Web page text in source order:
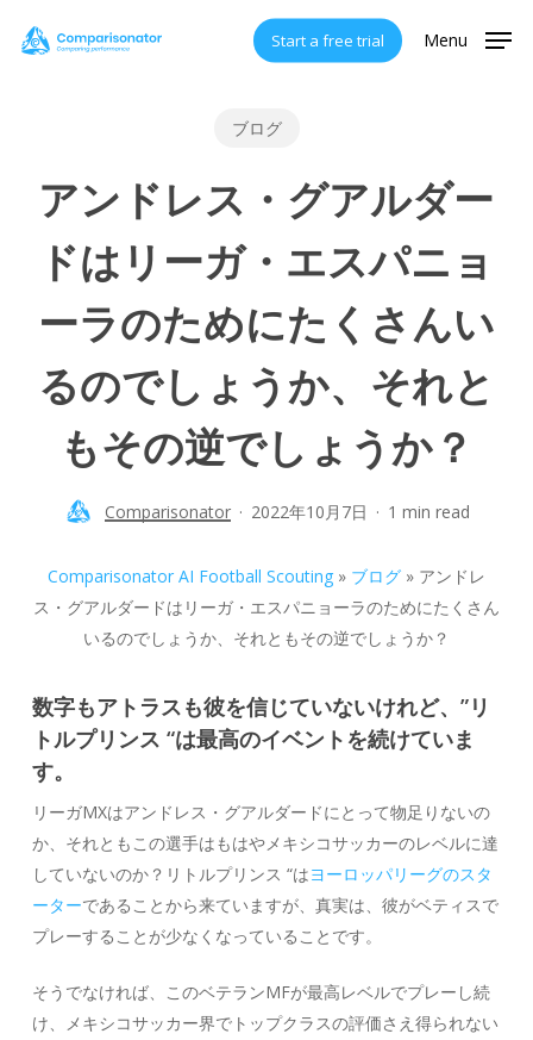
Start a free trial Menu
ブログ
アンドレス・グアルダー
ドはリーガ・エスパニョ
ーラのためにたくさんい
るのでしょうか、それと
もその逆でしょうか？
Comparisonator 2022年10月7日 1 min read
Comparisonator AI Football Scouting» ブログ» アンドレ
ス・グアルダードはリーガ・エスパニョーラのためにたくさん
いるのでしょうか、それともその逆でしょうか？
数字もアトラスも彼を信じていないけれど、”リ
トルプリンス “は最高のイベントを続けていま
す。
リーガMXはアンドレス・グアルダードにとって物足りないの
か、それともこの選手はもはやメキシコサッカーのレベルに達
していないのか？リトルプリンス “はヨーロッパリーグのスタ
ーターであることから来ていますが、真実は、彼がベティスで
プレーすることが少なくなっていることです。
そうでなければ、このベテランMFが最高レベルでプレーし続
け、メキシコサッカー界でトップクラスの評価さえ得られない